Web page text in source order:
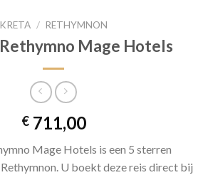
KRETA / RETHYMNON
Mage Hotels
€711,00
Mage Hotels is een 5 sterren
U boekt deze reis direct bij